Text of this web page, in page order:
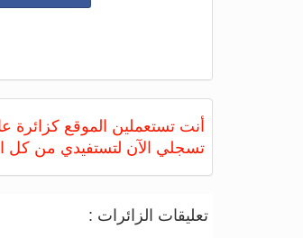
أنت تستعملين الموقع كزائرة
تسجلي الآن لتستفيدي من كل
تعليقات الزائرات :